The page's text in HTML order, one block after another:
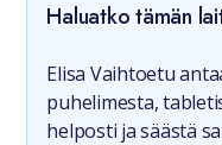
Haluatko tämän
Elisa Vaihtoetu
puhelimesta,
helposti ja säästä